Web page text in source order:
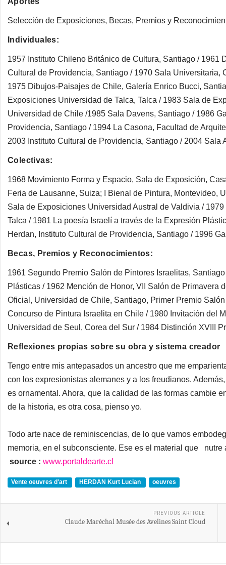
Selección de Exposiciones, Becas, Premios y
Individuales:
1957 Instituto Chileno Británico de Cultura, Santiago / 1961
Cultural de Providencia, Santiago / 1970 Sala
1975 Dibujos-Paisajes de Chile, Galería Enrico Bucci,
Exposiciones Universidad de Talca, Talca / 1983 Sala de
Universidad de Chile /1985 Sala Davens, Santiago / 1986
Providencia, Santiago / 1994 La Casona, Facultad de
2003 Instituto Cultural de Providencia, Santiago / 2004 Sala
Colectivas:
1968 Movimiento Forma y Espacio, Sala de Exposición,
Feria de Lausanne, Suiza; I Bienal de Pintura, Montevideo,
Sala de Exposiciones Universidad Austral de Valdivia /
Talca / 1981 La poesía Israelí a través de la Expresión
Herdan, Instituto Cultural de Providencia, Santiago / 1996
Becas, Premios y Reconocimientos:
1961 Segundo Premio Salón de Pintores Israelitas,
Plásticas / 1962 Mención de Honor, VII Salón de Primavera
Oficial, Universidad de Chile, Santiago, Primer Premio
Concurso de Pintura Israelita en Chile / 1980 Invitación del
Universidad de Seul, Corea del Sur / 1984 Distinción XVIII
Reflexiones propias sobre su obra y sistema creador
Tengo entre mis antepasados un ancestro que me
con los expresionistas alemanes y a los freudianos.
es ornamental. Ahora, que la calidad de las formas cambie
de la historia, es otra cosa, pienso yo.
Todo arte nace de reminiscencias, de lo que vamos
memoria, en el subconsciente. Ese es el material que nutre
source : www.portaldearte.cl
Vente oeuvres d'art HERDAN Kurt Lucian oeuvres
PREVIOUS ARTICLE
Claude Maréchal Musée des Avelines Saint Cloud